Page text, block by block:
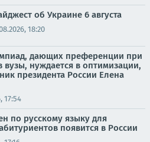
об Украине 6 августа
18:20
дающих преференции при
вузы, нуждается в оптимизации,
президента России Елена
17:54
по русскому языку для
появится в России